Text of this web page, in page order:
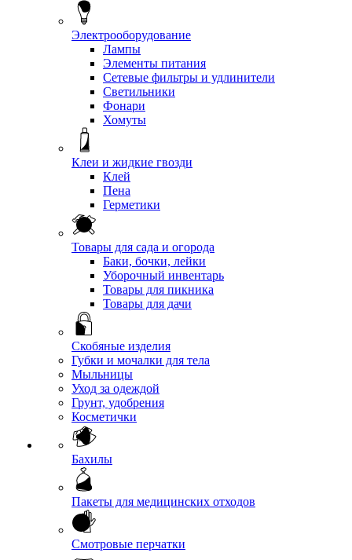
Электрооборудование
Лампы
Элементы питания
Сетевые фильтры и удлинители
Светильники
Фонари
Хомуты
Клеи и жидкие гвозди
Клей
Пена
Герметики
Товары для сада и огорода
Баки, бочки, лейки
Уборочный инвентарь
Товары для пикника
Товары для дачи
Скобяные изделия
Губки и мочалки для тела
Мыльницы
Уход за одеждой
Грунт, удобрения
Косметички
Бахилы
Пакеты для медицинских отходов
Смотровые перчатки